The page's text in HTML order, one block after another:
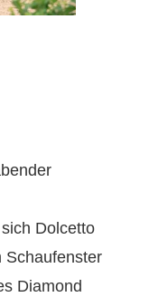
Dolcetto
Schaufenster
Diamond